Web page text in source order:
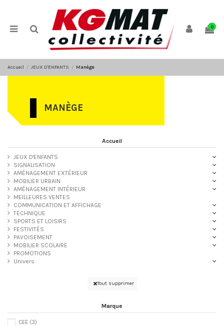
0
Accueil JEUX D'ENFANTS Manège
MANÈGE
Accueil
JEUX D'ENFANTS
SIGNALISATION
AMÉNAGEMENT EXTÉRIEUR
MOBILIER URBAIN
AMÉNAGEMENT INTÉRIEUR
MEILLEURES VENTES
COMMUNICATION ET AFFICHAGE
TECHNIQUE
SPORTS ET LOISIRS
FESTIVITÉS
PAVOISEMENT
MOBILIER SCOLAIRE
PROMOTIONS
Univers
Tout supprimer
Marque
CEE (3)